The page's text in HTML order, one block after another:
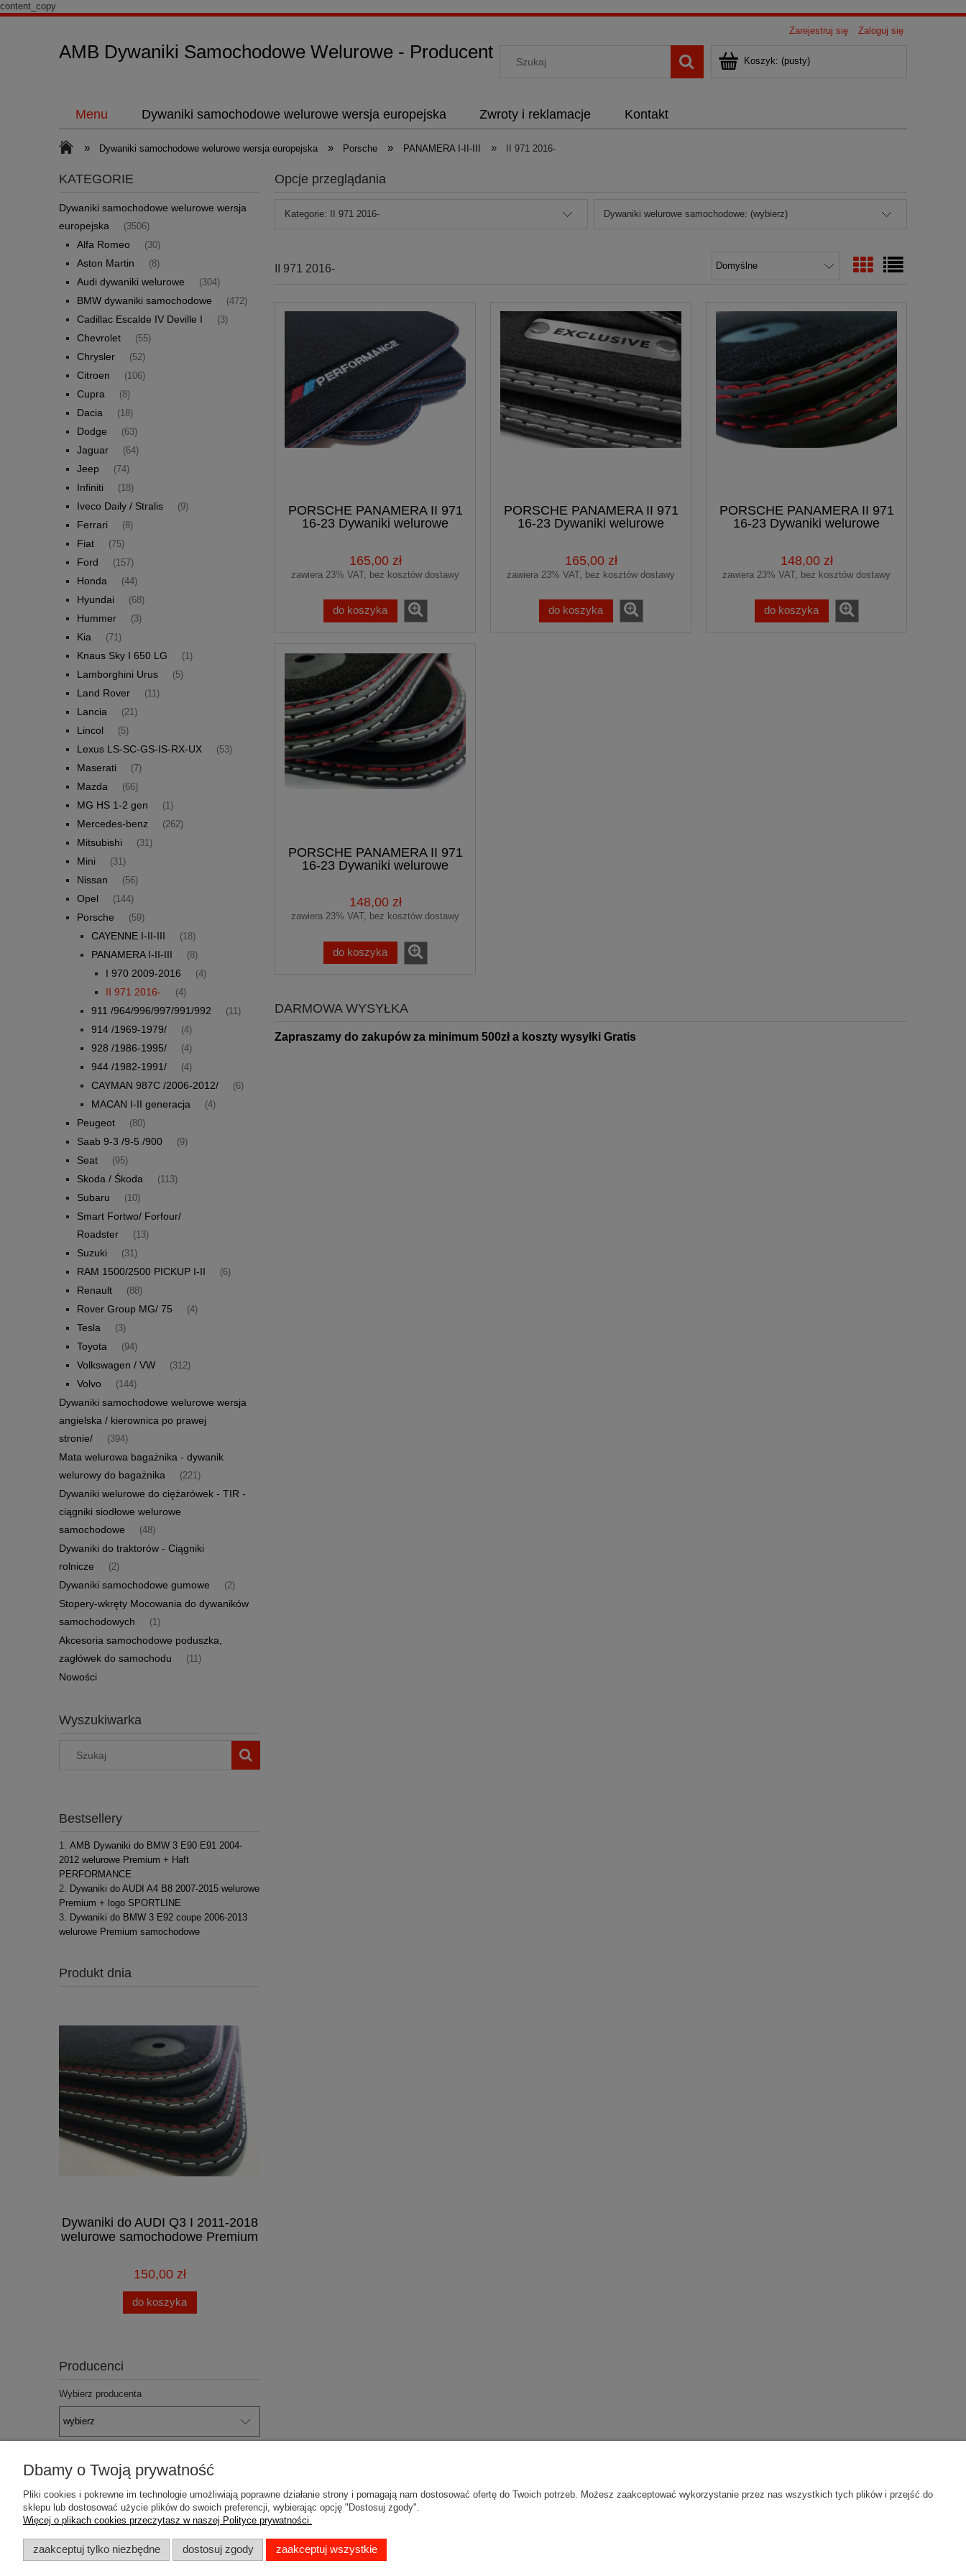
content_copy
Zarejestruj się Zaloguj się
AMB Dywaniki Samochodowe Welurowe - Producent Koszyk: (pusty)
Menu Dywaniki samochodowe welurowe wersja europejska Zwroty i reklamacje Kontakt
» Dywaniki samochodowe welurowe wersja europejska » Porsche » PANAMERA I-II-III » II 971 2016-
KATEGORIE
Dywaniki samochodowe welurowe wersja
europejska
(3506)
Alfa Romeo (30)
Aston Martin (8)
Audi dywaniki welurowe (304)
BMW dywaniki samochodowe (472)
Cadillac Escalde IV Deville I (3)
Chevrolet (55)
Chrysler (52)
Citroen (106)
Cupra (8)
Dacia (18)
Dodge (63)
Jaguar (64)
Jeep (74)
Infiniti (18)
Iveco Daily / Stralis (9)
Ferrari (8)
Fiat (75)
Ford (157)
Honda (44)
Hyundai (68)
Hummer (3)
Kia (71)
Knaus Sky I 650 LG (1)
Lamborghini Urus (5)
Land Rover (11)
Lancia (21)
Lincol (5)
Lexus LS-SC-GS-IS-RX-UX (53)
Maserati (7)
Mazda (66)
MG HS 1-2 gen (1)
Mercedes-benz (262)
Mitsubishi (31)
Mini (31)
Nissan (56)
Opel (144)
Porsche (59)
CAYENNE I-II-III (18)
PANAMERA I-II-III (8)
I 970 2009-2016 (4)
II 971 2016- (4)
911 /964/996/997/991/992 (11)
914 /1969-1979/ (4)
928 /1986-1995/ (4)
944 /1982-1991/ (4)
CAYMAN 987C /2006-2012/ (6)
MACAN I-II generacja (4)
Peugeot (80)
Saab 9-3 /9-5 /900 (9)
Seat (95)
Skoda / Śkoda (113)
Subaru (10)
Smart Fortwo/ Forfour/
Roadster
(13)
Suzuki (31)
RAM 1500/2500 PICKUP I-II (6)
Renault (88)
Rover Group MG/ 75 (4)
Tesla (3)
Toyota (94)
Volkswagen / VW (312)
Volvo (144)
Dywaniki samochodowe welurowe wersja
angielska / kierownica po prawej
stronie/
(394)
Mata welurowa bagażnika - dywanik
welurowy do bagażnika
(221)
Dywaniki welurowe do ciężarówek - TIR -
ciągniki siodłowe welurowe
samochodowe
(48)
Dywaniki do traktorów - Ciągniki
rolnicze
(2)
Dywaniki samochodowe gumowe (2)
Stopery-wkręty Mocowania do dywaników
samochodowych
(1)
Akcesoria samochodowe poduszka,
zagłówek do samochodu
(11)
Nowości
Wyszukiwarka
Bestsellery
AMB Dywaniki do BMW 3 E90 E91 2004-
2012 welurowe Premium + Haft
PERFORMANCE
Dywaniki do AUDI A4 B8 2007-2015 welurowe
Premium + logo SPORTLINE
Dywaniki do BMW 3 E92 coupe 2006-2013
welurowe Premium samochodowe
Produkt dnia
Dywaniki do AUDI Q3 I 2011-2018
welurowe samochodowe Premium
150,00 zł
do koszyka
Producenci
Wybierz producenta
Opcje przeglądania
Kategorie: II 971 2016- Dywaniki welurowe samochodowe: (wybierz)
II 971 2016-
PORSCHE PANAMERA II 971
16-23 Dywaniki welurowe
165,00 zł
zawiera 23% VAT, bez kosztów dostawy
do koszyka
PORSCHE PANAMERA II 971
16-23 Dywaniki welurowe
165,00 zł
zawiera 23% VAT, bez kosztów dostawy
do koszyka
PORSCHE PANAMERA II 971
16-23 Dywaniki welurowe
148,00 zł
zawiera 23% VAT, bez kosztów dostawy
do koszyka
PORSCHE PANAMERA II 971
16-23 Dywaniki welurowe
148,00 zł
zawiera 23% VAT, bez kosztów dostawy
do koszyka
DARMOWA WYSYŁKA
Zapraszamy do zakupów za minimum 500zł a koszty wysyłki Gratis
Jak kupować
Regulaminy
Faktury i paragony
Czas realizacji zamówień
Twoje zamówienia
Dbamy o Twoją prywatność
Pliki cookies i pokrewne im technologie umożliwiają poprawne działanie strony i pomagają nam dostosować ofertę do Twoich potrzeb. Możesz zaakceptować wykorzystanie przez nas wszystkich tych plików i przejść do
sklepu lub dostosować użycie plików do swoich preferencji, wybierając opcję "Dostosuj zgody".
Więcej o plikach cookies przeczytasz w naszej Polityce prywatności.
zaakceptuj tylko niezbędne dostosuj zgody zaakceptuj wszystkie